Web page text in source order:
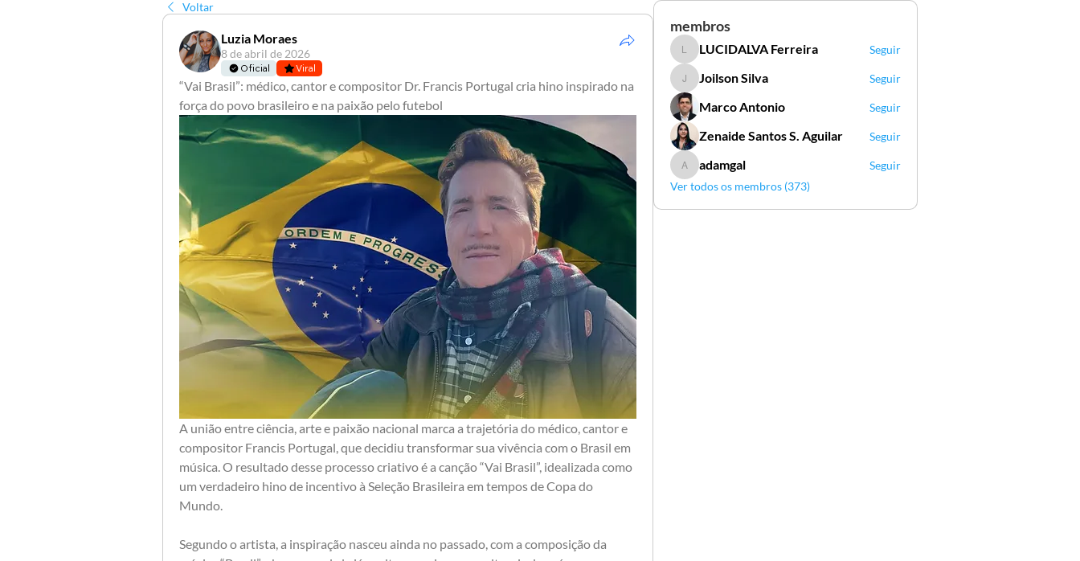
Voltar
Luzia Moraes
8 de abril de 2026
Oficial Viral
“Vai Brasil”: médico, cantor e compositor Dr. Francis Portugal cria hino inspirado na
força do povo brasileiro e na paixão pelo futebol
A união entre ciência, arte e paixão nacional marca a trajetória do médico, cantor e
compositor Francis Portugal, que decidiu transformar sua vivência com o Brasil em
música. O resultado desse processo criativo é a canção “Vai Brasil”, idealizada como
um verdadeiro hino de incentivo à Seleção Brasileira em tempos de Copa do
Mundo.
Segundo o artista, a inspiração nasceu ainda no passado, com a composição da
membros
LUCIDALVA Ferreira
LUCIDALVA Ferreira Seguir
Joilson Silva
Joilson Silva Seguir
Marco Antonio Seguir
Zenaide Santos S. Aguilar Seguir
adamgal
adamgal
Seguir
Ver todos os membros (373)